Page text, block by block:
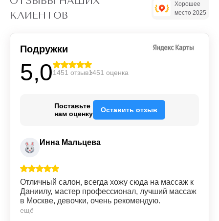
КЛИЕНТОВ
Хорошее
место 2025
Подружки
5,01451 отзыв1451 оценка
Поставьте
нам оценку
Оставить отзыв
Инна Мальцева
Отличный салон, всегда хожу сюда на массаж к
Даниилу, мастер профессионал, лучший массаж
в Москве, девочки, очень рекомендую.
ещё